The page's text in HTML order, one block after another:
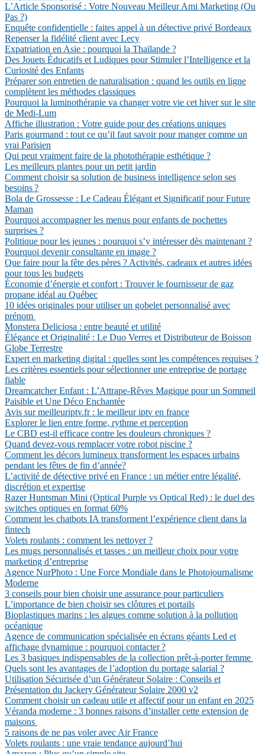
L’Article Sponsorisé : Votre Nouveau Meilleur Ami Marketing (Ou
Pas ?)
Enquête confidentielle : faites appel à un détective privé Bordeaux
Repenser la fidélité client avec Lecy
Expatriation en Asie : pourquoi la Thaïlande ?
Des Jouets Éducatifs et Ludiques pour Stimuler l’Intelligence et la
Curiosité des Enfants
Préparer son entretien de naturalisation : quand les outils en ligne
complètent les méthodes classiques
Pourquoi la luminothérapie va changer votre vie cet hiver sur le site
de Medi-Lum
Affiche illustration : Votre guide pour des créations uniques
Paris gourmand : tout ce qu’il faut savoir pour manger comme un
vrai Parisien
Qui peut vraiment faire de la photothérapie esthétique ?
Les meilleurs plantes pour un petit jardin
Comment choisir sa solution de business intelligence selon ses
besoins ?
Bola de Grossesse : Le Cadeau Élégant et Significatif pour Future
Maman
Pourquoi accompagner les menus pour enfants de pochettes
surprises ?
Politique pour les jeunes : pourquoi s’y intéresser dès maintenant ?
Pourquoi devenir consultante en image ?
Que faire pour la fête des pères ? Activités, cadeaux et autres idées
pour tous les budgets
Économie d’énergie et confort : Trouver le fournisseur de gaz
propane idéal au Québec
10 idées originales pour utiliser un gobelet personnalisé avec
prénom
Monstera Deliciosa : entre beauté et utilité
Élégance et Originalité : Le Duo Verres et Distributeur de Boisson
Globe Terrestre
Expert en marketing digital : quelles sont les compétences requises ?
Les critères essentiels pour sélectionner une entreprise de portage
fiable
Dreamcatcher Enfant : L’Attrape-Rêves Magique pour un Sommeil
Paisible et Une Déco Enchantée
Avis sur meilleuriptv.fr : le meilleur iptv en france
Explorer le lien entre forme, rythme et perception
Le CBD est-il efficace contre les douleurs chroniques ?
Quand devez-vous remplacer votre robot piscine ?
Comment les décors lumineux transforment les espaces urbains
pendant les fêtes de fin d’année?
L’activité de détective privé en France : un métier entre légalité,
discrétion et expertise
Razer Huntsman Mini (Optical Purple vs Optical Red) : le duel des
switches optiques en format 60%
Comment les chatbots IA transforment l’expérience client dans la
fintech
Volets roulants : comment les nettoyer ?
Les mugs personnalisés et tasses : un meilleur choix pour votre
marketing d’entreprise
Agence NurPhoto : Une Force Mondiale dans le Photojournalisme
Moderne
3 conseils pour bien choisir une assurance pour particuliers
L’importance de bien choisir ses clôtures et portails
Bioplastiques marins : les algues comme solution à la pollution
océanique
Agence de communication spécialisée en écrans géants Led et
affichage dynamique : pourquoi contacter ?
Les 3 basiques indispensables de la collection prêt-à-porter femme
Quels sont les avantages de l’adoption du portage salarial ?
Utilisation Sécurisée d’un Générateur Solaire : Conseils et
Présentation du Jackery Générateur Solaire 2000 v2
Comment choisir un cadeau utile et affectif pour un enfant en 2025
Véranda moderne : 3 bonnes raisons d’installer cette extension de
maisons
5 raisons de ne pas voler avec Air France
Volets roulants : une vraie tendance aujourd’hui